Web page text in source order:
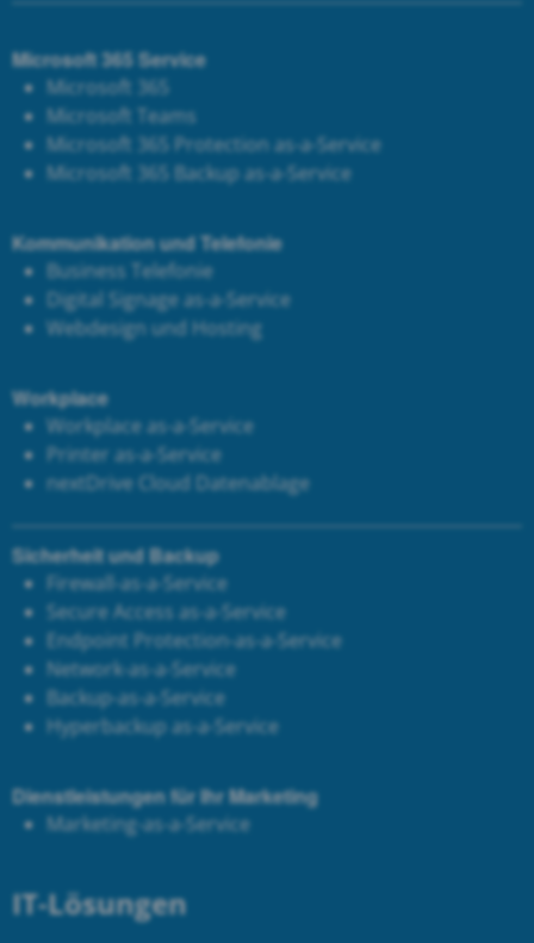
Microsoft 365 Service
Microsoft 365
Microsoft Teams
Microsoft 365 Protection as-a-Service
Microsoft 365 Backup as-a-Service
Kommunikation und Telefonie
Business Telefonie
Digital Signage as-a-Service
Webdesign und Hosting
Workplace
Workplace as-a-Service
Printer as-a-Service
nextDrive Cloud Datenablage
Sicherheit und Backup
Firewall-as-a-Service
Secure Access as-a-Service
Endpoint Protection-as-a-Service
Network-as-a-Service
Backup-as-a-Service
Hyperbackup as-a-Service
Dienstleistungen für Ihr Marketing
Marketing-as-a-Service
IT-Lösungen